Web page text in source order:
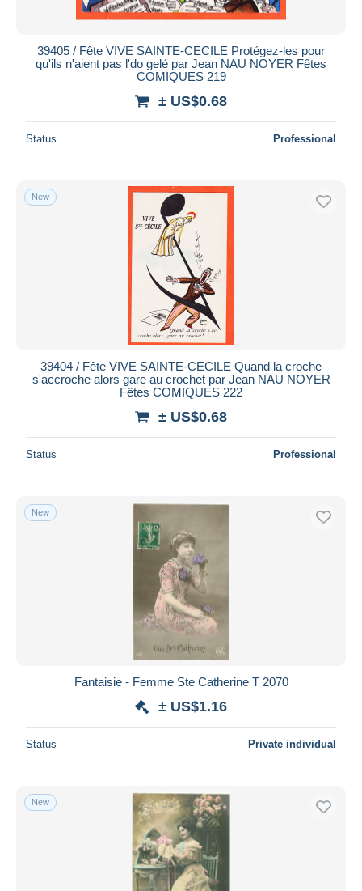
39405 / Fête VIVE SAINTE-CECILE Protégez-les pour
qu'ils n'aient pas l'do gelé par Jean NAU NOYER Fêtes
COMIQUES 219
± US$0.68
Status Professional
New
39404 / Fête VIVE SAINTE-CECILE Quand la croche
s'accroche alors gare au crochet par Jean NAU NOYER
Fêtes COMIQUES 222
± US$0.68
Status Professional
New
Fantaisie - Femme Ste Catherine T 2070
± US$1.16
Status Private individual
New